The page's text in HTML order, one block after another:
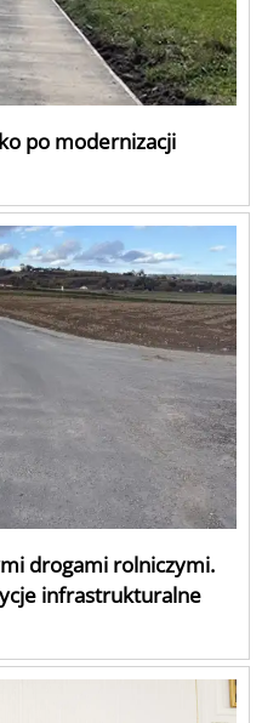
po modernizacji
drogami rolniczymi.
infrastrukturalne